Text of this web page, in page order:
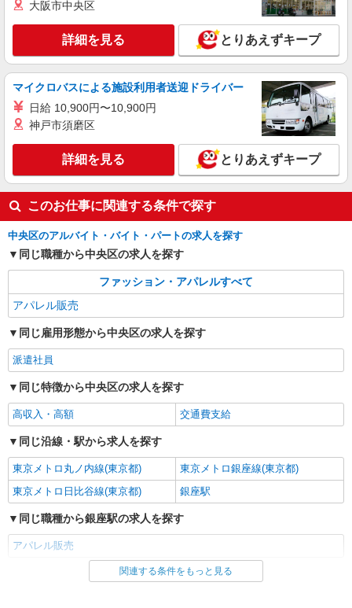
キープ 詳細を見る
リゼッタ
アパレル販売スタッフ
［パート］時給1,230〜1,300円 ※経験・能力
により優遇します。
日本橋高島屋S.C. 新館：東京都中央区日本橋
2-5-1
キープ
契約社員
REGALの革靴の販売・接客スタッフ
よる ※試用期間（3〜6ヶ月※勤務内容による）は
時給1,250円
東京都中央区銀座4-2-12 銀座クリスタルビル
1F
キープ
大阪市中央区
詳細を見る とりあえずキープ
マイクロバスによる施設利用者送迎ドライバー
日給 10,900円〜10,900円
神戸市須磨区
詳細を見る とりあえずキープ
このお仕事に関連する条件で探す
中央区のアルバイト・バイト・パートの求人を探す
同じ職種から中央区の求人を探す
ファッション・アパレルすべて
アパレル販売
同じ雇用形態から中央区の求人を探す
派遣社員
同じ特徴から中央区の求人を探す
高収入・高額 交通費支給
同じ沿線・駅から求人を探す
東京メトロ丸ノ内線(東京都)
東京メトロ銀座線(東京都)
東京メトロ日比谷線(東京都)
銀座駅
同じ職種から銀座駅の求人を探す
アパレル販売
同じ雇用形態から銀座駅の求人を探す
関連する条件をもっと見る